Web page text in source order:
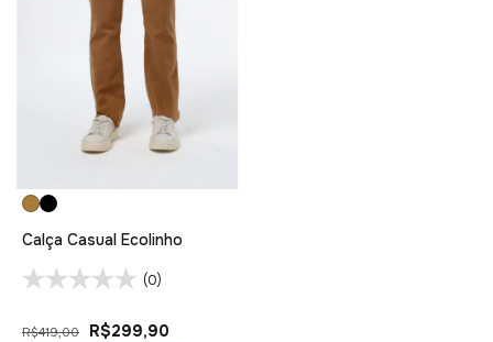
Calça Casual Ecolinho
(0)
R$419,00 R$299,90